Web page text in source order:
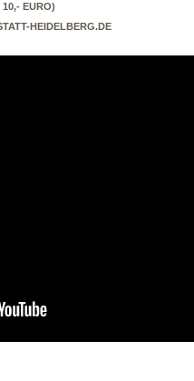
EURO)
HEIDELBERG.DE